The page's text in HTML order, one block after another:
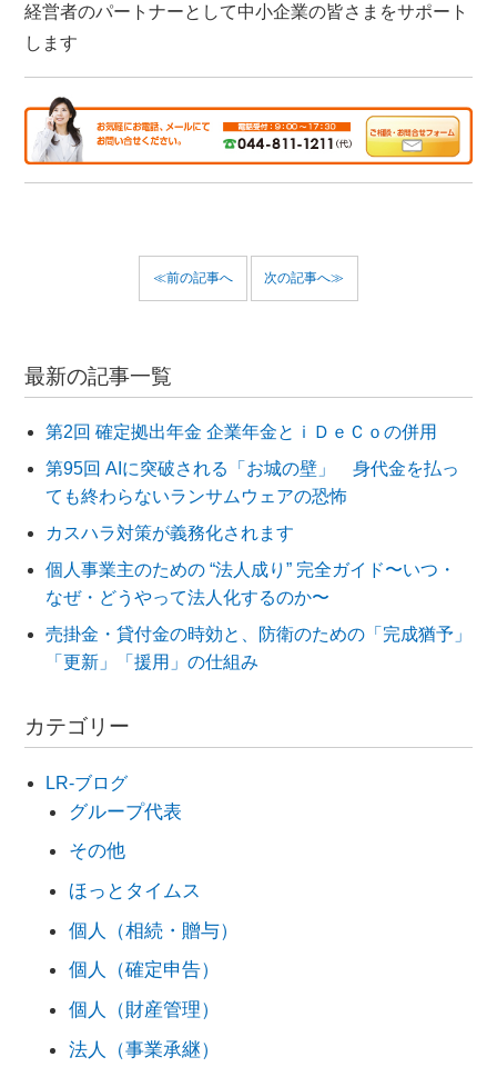
経営者のパートナーとして中小企業の皆さまをサポート
します
≪前の記事へ 次の記事へ≫
最新の記事一覧
第2回 確定拠出年金 企業年金とｉＤｅＣｏの併用
第95回 AIに突破される「お城の壁」 身代金を払っ
ても終わらないランサムウェアの恐怖
カスハラ対策が義務化されます
個人事業主のための “法人成り” 完全ガイド〜いつ・
なぜ・どうやって法人化するのか〜
売掛金・貸付金の時効と、防衛のための「完成猶予」
「更新」「援用」の仕組み
カテゴリー
LR-ブログ
グループ代表
その他
ほっとタイムス
個人（相続・贈与）
個人（確定申告）
個人（財産管理）
法人（事業承継）